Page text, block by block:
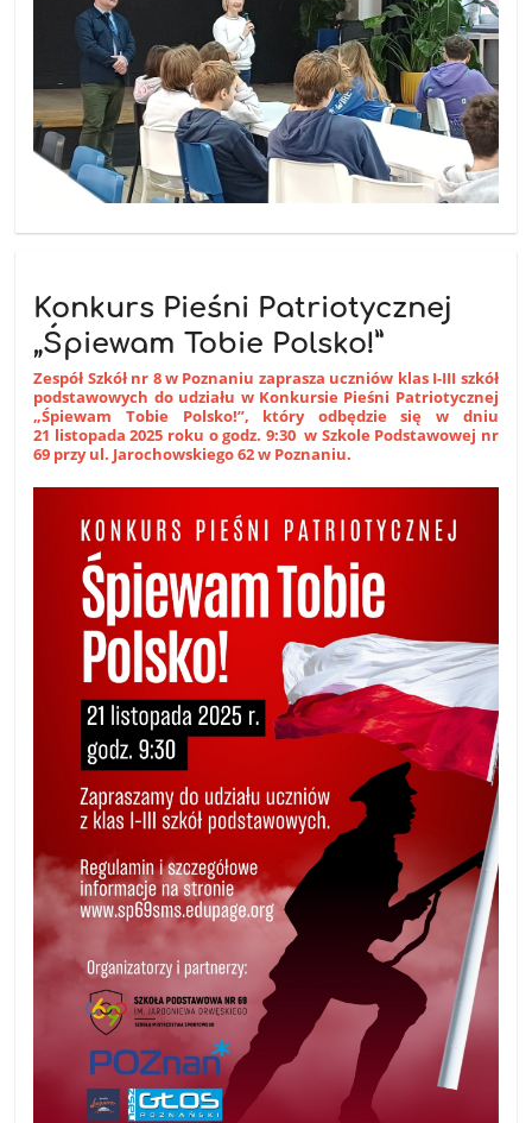
Konkurs Pieśni Patriotycznej
„Śpiewam Tobie Polsko!”
Zespół Szkół nr 8 w Poznaniu zaprasza uczniów klas I-III szkół
podstawowych do udziału w Konkursie Pieśni Patriotycznej
„Śpiewam Tobie Polsko!”, który odbędzie się w dniu
21 listopada 2025 roku o godz. 9:30 w Szkole Podstawowej nr
69 przy ul. Jarochowskiego 62 w Poznaniu.